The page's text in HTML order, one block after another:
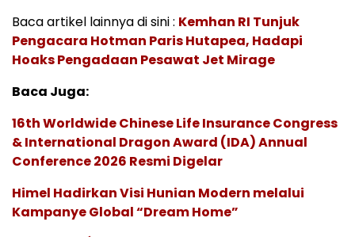
Baca artikel lainnya di sini : Kemhan RI Tunjuk
Pengacara Hotman Paris Hutapea, Hadapi
Hoaks Pengadaan Pesawat Jet Mirage
Baca Juga:
16th Worldwide Chinese Life Insurance Congress
& International Dragon Award (IDA) Annual
Conference 2026 Resmi Digelar
Himel Hadirkan Visi Hunian Modern melalui
Kampanye Global “Dream Home”